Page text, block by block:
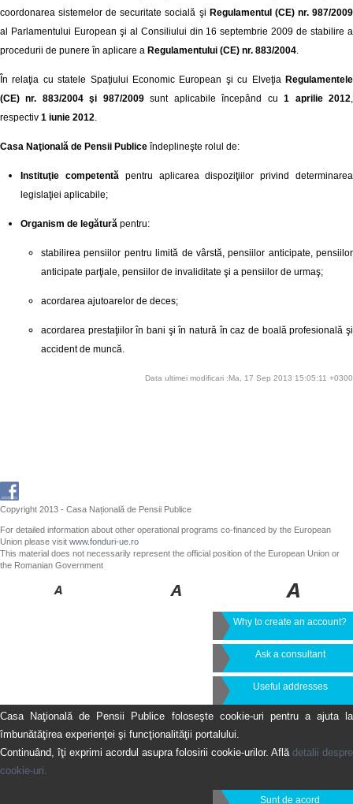
coordonarea sistemelor de securitate socială şi Regulamentul (CE) nr. 987/2009
al Parlamentului European şi al Consiliului din 16 septembrie 2009 de stabilire a
procedurii de punere în aplicare a Regulamentului (CE) nr. 883/2004.
În relaţia cu statele Spaţiului Economic European şi cu ElveţiaRegulamentele
(CE) nr. 883/2004 şi 987/2009sunt aplicabile începând cu1 aprilie 2012,
respectiv 1 iunie 2012.
Casa Naţională de Pensii Publice îndeplineşte rolul de:
Instituţie competentăpentru aplicarea dispoziţiilor privind determinarea
legislaţiei aplicabile;
Organism de legătură pentru:
stabilirea pensiilor pentru limită de vârstă, pensiilor anticipate, pensiilor
anticipate parţiale, pensiilor de invaliditate şi a pensiilor de urmaş;
acordarea ajutoarelor de deces;
acordarea prestaţiilor în bani şi în natură în caz de boală profesională şi
accident de muncă.
Data ultimei modificari :Ma, 17 Sep 2013 15:05:11 +0300
Copyright 2013 - Casa Națională de Pensii Publice
For detailed information about other operational programs co-financed by the European
Union please visit www.fonduri-ue.ro
This material does not necessarily represent the official position of the European Union or
the Romanian Government
Why to create an account?
Ask a consultant
Useful addresses
Casa Naţională de Pensii Publice foloseşte cookie-uri pentru a ajuta la
îmbunătăţirea experienţei şi funcţionalităţii portalului.
Continuând, îţi exprimi acordul asupra folosirii cookie-urilor. Află detalii despre
cookie-uri.
Sunt de acord